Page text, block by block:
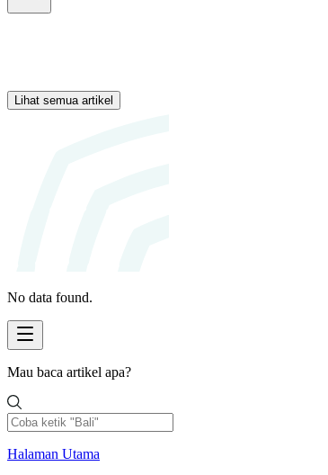
Lihat semua artikel
No data found.
Mau baca artikel apa?
Halaman Utama